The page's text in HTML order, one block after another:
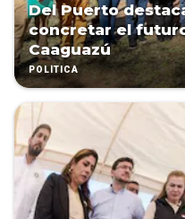
Del Puerto
concretar el
Caaguazú
POLÍTICA